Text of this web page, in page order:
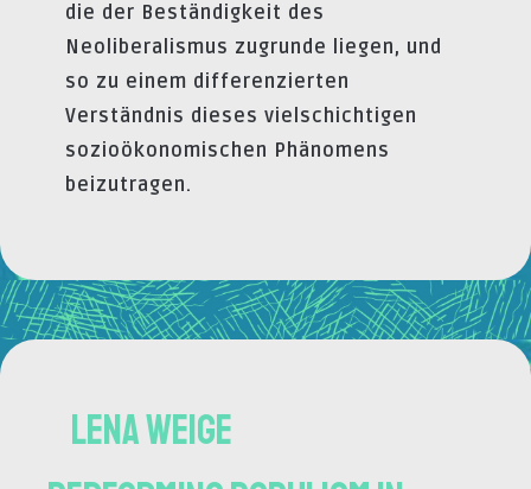
die der Beständigkeit des
Neoliberalismus zugrunde liegen, und
so zu einem differenzierten
Verständnis dieses vielschichtigen
sozioökonomischen Phänomens
beizutragen.
Lena Weige